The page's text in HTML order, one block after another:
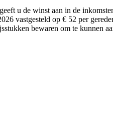
u de winst aan in de
vastgesteld op € 52 per
bewaren om te kunnen